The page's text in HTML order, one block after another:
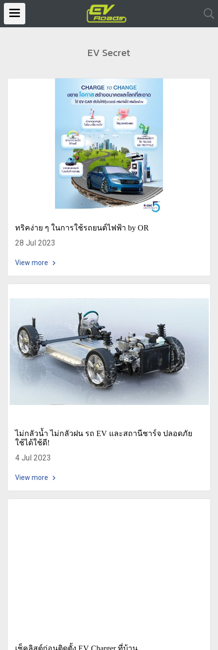
EV Secret
ทริคง่าย ๆ ในการใช้รถยนต์ไฟฟ้า by OR
28 Jul 2023
View more
ไม่กลัวน้ำ ไม่กลัวฝน รถ EV และสถานีชาร์จ ปลอดภัย
ใช้ได้ใช้ดี!
4 Jul 2023
View more
เช็คลิสต์ก่อนติดตั้ง EV Charger ที่บ้าน